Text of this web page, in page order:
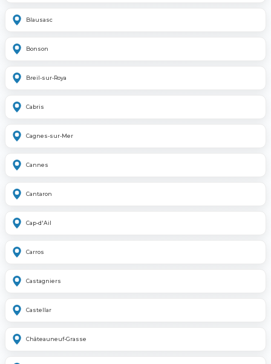
Blausasc
Bonson
Breil-sur-Roya
Cabris
Cagnes-sur-Mer
Cannes
Cantaron
Cap-d'Ail
Carros
Castagniers
Castellar
Châteauneuf-Grasse